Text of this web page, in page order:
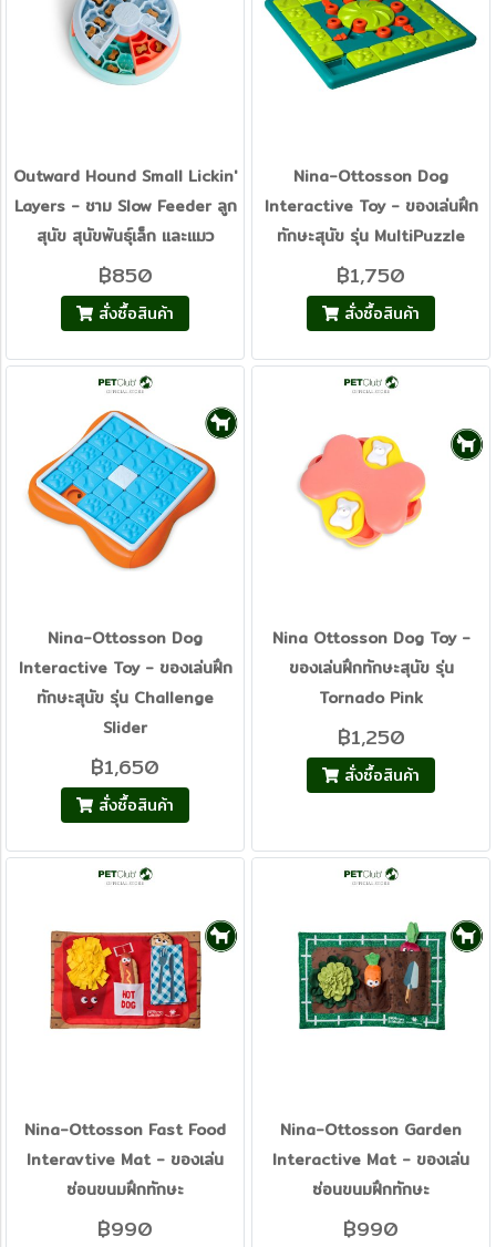
Outward Hound Small Lickin'
Layers - ชาม Slow Feeder ลูก
สุนัข สุนัขพันธุ์เล็ก และแมว
฿850
สั่งซื้อสินค้า
Nina-Ottosson Dog
Interactive Toy - ของเล่นฝึก
ทักษะสุนัข รุ่น MultiPuzzle
฿1,750
สั่งซื้อสินค้า
Nina-Ottosson Dog
Interactive Toy - ของเล่นฝึก
ทักษะสุนัข รุ่น Challenge
Slider
฿1,650
สั่งซื้อสินค้า
Nina Ottosson Dog Toy -
ของเล่นฝึกทักษะสุนัข รุ่น
Tornado Pink
฿1,250
สั่งซื้อสินค้า
Nina-Ottosson Fast Food
Interavtive Mat - ของเล่น
ซ่อนขนมฝึกทักษะ
฿990
Nina-Ottosson Garden
Interactive Mat - ของเล่น
ซ่อนขนมฝึกทักษะ
฿990